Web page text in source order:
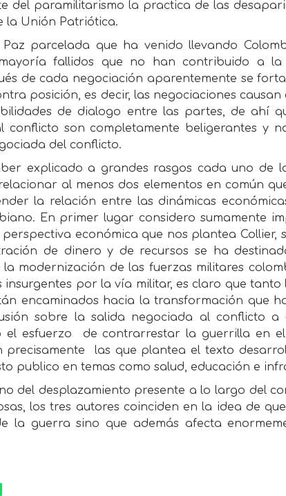
del paramilitarismo la practica de las
la Unión Patriótica.
parcelada que ha venido llevando
fallidos que no han contribuido a la
de cada negociación aparentemente se
posición, es decir, las negociaciones
de dialogo entre las partes, de ahí
conflicto son completamente beligerantes y
del conflicto.
explicado a grandes rasgos cada uno de
al menos dos elementos en común
la relación entre las dinámicas
En primer lugar considero sumamente
económica que nos plantea Collier,
de dinero y de recursos se ha
modernización de las fuerzas militares
por la vía militar, es claro que tanto
encaminados hacia la transformación que
sobre la salida negociada al conflicto a
el esfuerzo
de contrarrestar la guerrilla en
precisamente
las que plantea el texto
publico en temas como salud, educación e
del desplazamiento presente a lo largo del
los tres autores coinciden en la idea de
la guerra sino que además afecta